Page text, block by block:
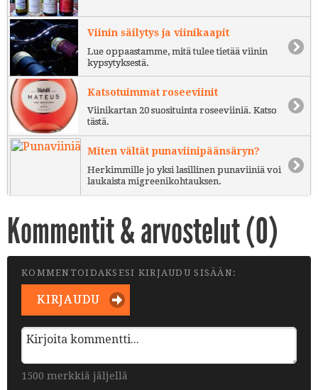
Viinin säilytys ja viinikaapit
Lue oppaastamme, mitä tulee tietää viinin
kypsytyksestä.
Katsotuimmat roseeviinit
Viinikartan 20 suosituinta roseeviiniä. Katso
tästä.
Miten vältät punaviinipäänsäryn?
Herkimmille jo yksi lasillinen punaviiniä voi
laukaista migreenikohtauksen.
Kommentit & arvostelut (0)
KOMMENTOIDAKSESI KIRJAUDU SISÄÄN:
KIRJAUDU
1500 merkkiä jäljellä